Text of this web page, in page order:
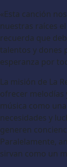
«Esta canción
nuestras raíces
recuerda que
talentos y dones
esperanza por
La misión de La
ofrecer melodías
música como
necesidades y
generen
Paralelamente,
sirvan como un